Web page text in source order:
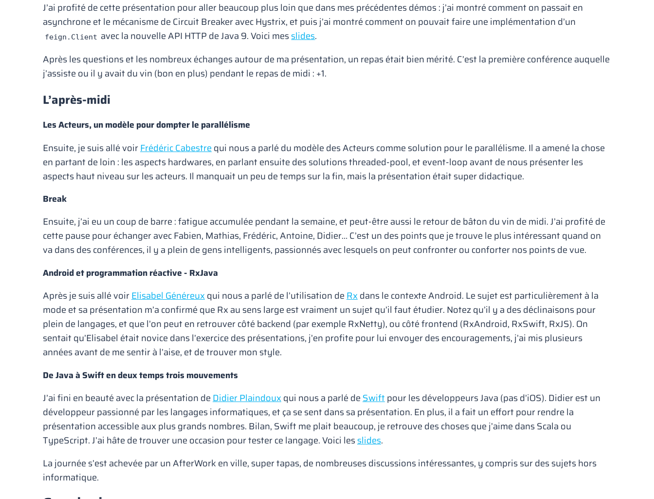
J’ai profité de cette présentation pour aller beaucoup plus loin que dans mes précédentes démos : j’ai montré comment on passait en
asynchrone et le mécanisme de Circuit Breaker avec Hystrix, et puis j’ai montré comment on pouvait faire une implémentation d’un
feign.Client avec la nouvelle API HTTP de Java 9. Voici messlides.
Après les questions et les nombreux échanges autour de ma présentation, un repas était bien mérité. C’est la première conférence auquelle
j’assiste ou il y avait du vin (bon en plus) pendant le repas de midi : +1.
L’après-midi
Les Acteurs, un modèle pour dompter le parallélisme
Ensuite, je suis allé voirFrédéric Cabestre qui nous a parlé du modèle des Acteurs comme solution pour le parallélisme. Il a amené la chose
en partant de loin : les aspects hardwares, en parlant ensuite des solutions threaded-pool, et event-loop avant de nous présenter les
aspects haut niveau sur les acteurs. Il manquait un peu de temps sur la fin, mais la présentation était super didactique.
Break
Ensuite, j’ai eu un coup de barre : fatigue accumulée pendant la semaine, et peut-être aussi le retour de bâton du vin de midi. J’ai profité de
cette pause pour échanger avec Fabien, Mathias, Frédéric, Antoine, Didier… C’est un des points que je trouve le plus intéressant quand on
va dans des conférences, il y a plein de gens intelligents, passionnés avec lesquels on peut confronter ou conforter nos points de vue.
Android et programmation réactive - RxJava
Après je suis allé voirElisabel Généreuxqui nous a parlé de l’utilisation deRxdans le contexte Android. Le sujet est particulièrement à la
mode et sa présentation m’a confirmé que Rx au sens large est vraiment un sujet qu’il faut étudier. Notez qu’il y a des déclinaisons pour
plein de langages, et que l’on peut en retrouver côté backend (par exemple RxNetty), ou côté frontend (RxAndroid, RxSwift, RxJS). On
sentait qu’Elisabel était novice dans l’exercice des présentations, j’en profite pour lui envoyer des encouragements, j’ai mis plusieurs
années avant de me sentir à l’aise, et de trouver mon style.
De Java à Swift en deux temps trois mouvements
J’ai fini en beauté avec la présentation deDidier Plaindouxqui nous a parlé deSwiftpour les développeurs Java (pas d’iOS). Didier est un
développeur passionné par les langages informatiques, et ça se sent dans sa présentation. En plus, il a fait un effort pour rendre la
présentation accessible aux plus grands nombres. Bilan, Swift me plait beaucoup, je retrouve des choses que j’aime dans Scala ou
TypeScript. J’ai hâte de trouver une occasion pour tester ce langage. Voici lesslides.
La journée s’est achevée par un AfterWork en ville, super tapas, de nombreuses discussions intéressantes, y compris sur des sujets hors
informatique.